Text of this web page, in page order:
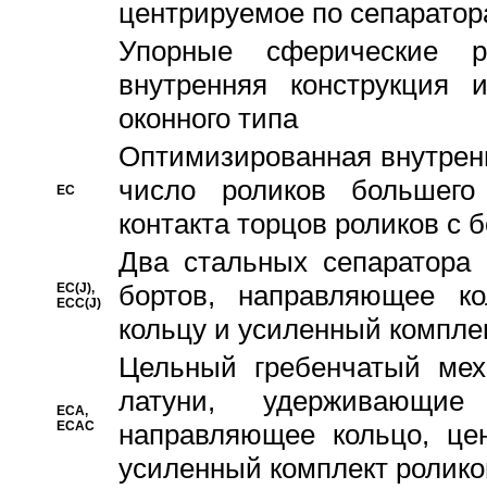
центрируемое по
Упорные сферические
внутренняя
оконного типа
EC
Oптимизированная
число роликов
контакта торцов роликов с
EC(J),
ECC(J)
Два стальных сепаратора
бортов, направляющее
кольцу и усиленный
ECA,
ECAC
Цельный гребенчатый
латуни,
направляющее кольцо,
усиленный комплект